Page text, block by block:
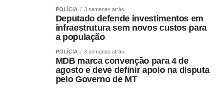
Além de identificar os desafios das redes sociais, os
democracia digital. Entre as sugestões mais recorrentes
estão a ampliação da educação midiática e do letramento
digital nas escolas, o incentivo ao pensamento crítico, a
POLÍCIA 3 semanas atrás
Deputado defende investimentos em
infraestrutura sem novos custos para
a população
POLÍCIA 3 semanas atrás
MDB marca convenção para 4 de
agosto e deve definir apoio na disputa
pelo Governo de MT